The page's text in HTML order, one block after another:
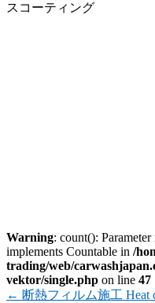
スコーティング
Warning: count():
implements Countable in /
trading/web/
vektor/single.php on line 47
← 断熱フィルム施工 Heat